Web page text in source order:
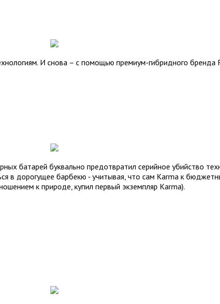
И снова – с помощью премиум-гибридного бренда
батарей буквально предотвратил серийное убийство
в дорогущее барбекю - учитывая, что сам Karma к
к природе, купил первый экземпляр Karma).